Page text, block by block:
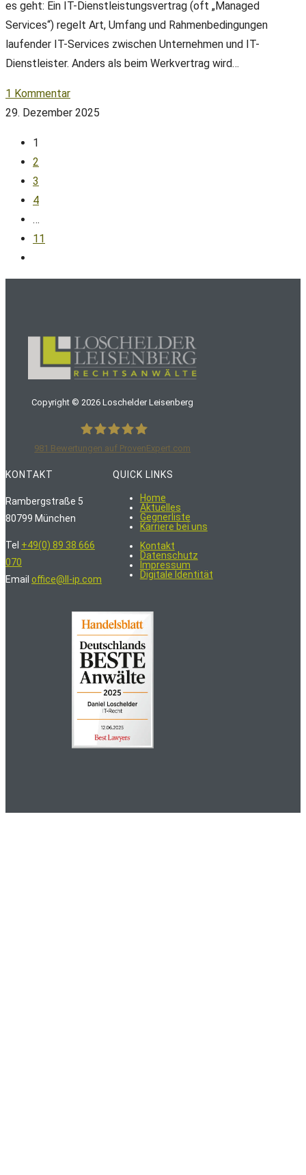
es geht: Ein IT-Dienstleistungsvertrag (oft „Managed
Services“) regelt Art, Umfang und Rahmenbedingungen
laufender IT-Services zwischen Unternehmen und IT-
Dienstleister. Anders als beim Werkvertrag wird…
1 Kommentar
29. Dezember 2025
1
2
3
4
…
11
nächsten
Copyright © 2026 Loschelder Leisenberg
LoschelderLeisenberg Rechtsanwälte
981 Bewertungen auf ProvenExpert.com
KONTAKT
Rambergstraße 5
80799 München
Tel +49(0) 89 38 666
070
Email office@ll-ip.com
QUICK LINKS
Home
Aktuelles
Gegnerliste
Karriere bei uns
Kontakt
Datenschutz
Impressum
Digitale Identität